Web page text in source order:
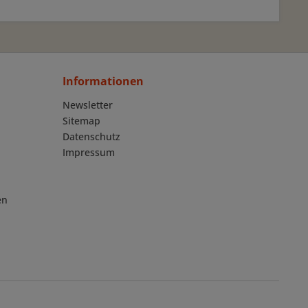
Informationen
Newsletter
Sitemap
Datenschutz
Impressum